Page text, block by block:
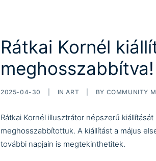
Rátkai Kornél
meghosszabbítva!
2025-04-30 INART BY COMMUNITY
Rátkai Kornél illusztrátor népszerű kiállítását
meghosszabbítottuk. A kiállítást a május
további napjain is megtekinthetitek.